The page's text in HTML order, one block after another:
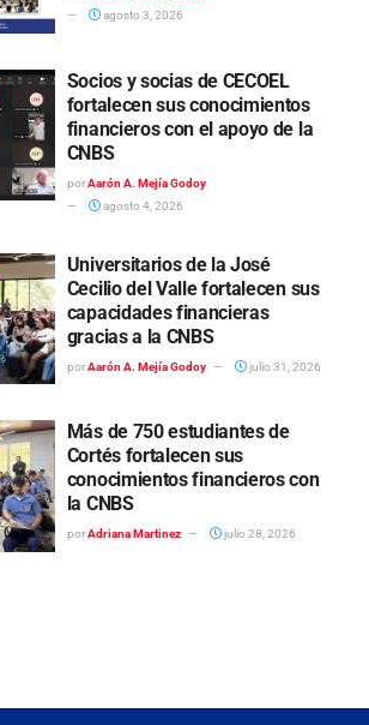
agosto 3, 2026
Socios y socias de CECOEL
fortalecen sus conocimientos
financieros con el apoyo de la
CNBS
por Aarón A. Mejía Godoy
agosto 4, 2026
Universitarios de la José
Cecilio del Valle fortalecen sus
capacidades financieras
gracias a la CNBS
por Aarón A. Mejía Godoy julio 31, 2026
Más de 750 estudiantes de
Cortés fortalecen sus
conocimientos financieros con
la CNBS
por Adriana Martinez julio 28, 2026